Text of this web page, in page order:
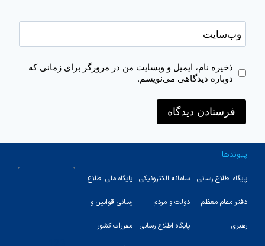
وب‌سایت
ذخیره نام، ایمیل و وبسایت من در مرورگر برای زمانی که
دوباره دیدگاهی می‌نویسم.
پیوندها
پایگاه اطلاع رسانی
دفتر مقام معظم
رهبری
سامانه الکترونیکی
دولت و مردم
پایگاه اطلاع رسانی
پایگاه ملی اطلاع
رسانی قوانین و
مقررات کشور